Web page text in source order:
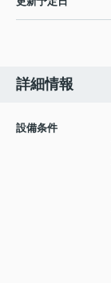
詳細情報
設備条件